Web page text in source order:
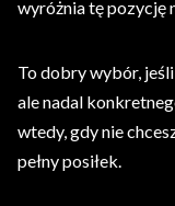
wyróżnia tę pozycję
To dobry wybór,
ale nadal
wtedy, gdy nie
pełny posiłek.